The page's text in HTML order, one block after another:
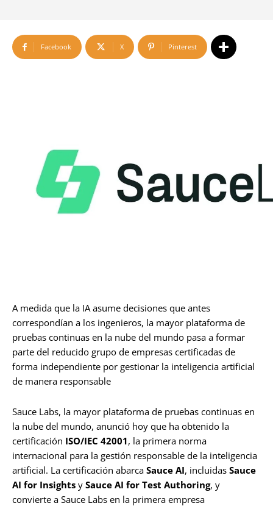
Facebook X Pinterest
A medida que la IA asume decisiones que antes
correspondían a los ingenieros, la mayor plataforma de
pruebas continuas en la nube del mundo pasa a formar
parte del reducido grupo de empresas certificadas de
forma independiente por gestionar la inteligencia artificial
de manera responsable
Sauce Labs, la mayor plataforma de pruebas continuas en
la nube del mundo, anunció hoy que ha obtenido la
certificación ISO/IEC 42001, la primera norma
internacional para la gestión responsable de la inteligencia
artificial. La certificación abarca Sauce AI, incluidas Sauce
AI for Insights y Sauce AI for Test Authoring, y
convierte a Sauce Labs en la primera empresa